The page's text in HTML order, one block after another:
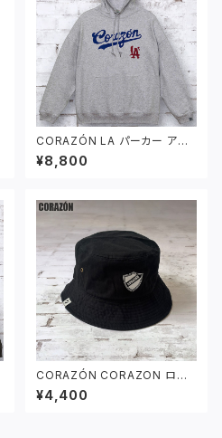
CORAZÓN LA パーカー アッ
シュグレー
¥8,800
CORAZÓN CORAZON ロゴ
バケットハット ブラック
¥4,400